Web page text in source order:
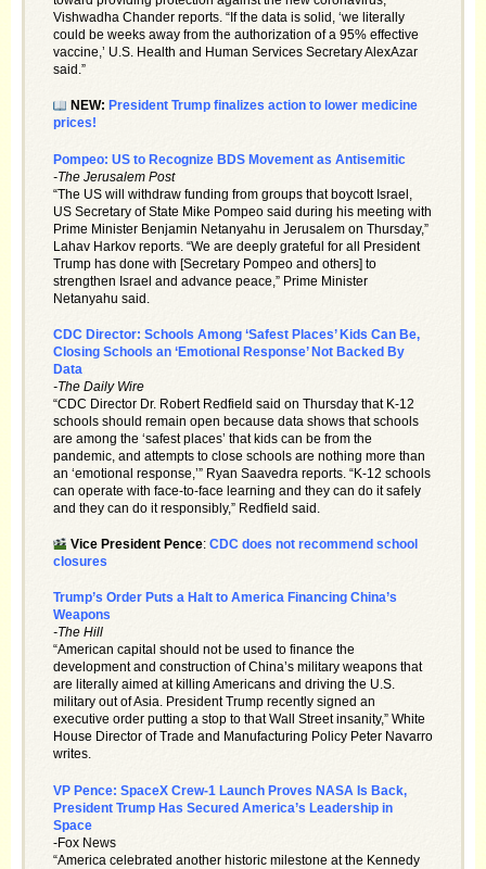
Vishwadha Chander reports. “If the data is solid, ‘we literally
could be weeks away from the authorization of a 95% effective
vaccine,’ U.S. Health and Human Services Secretary AlexAzar
said.”
NEW: President Trump finalizes action to lower medicine
prices!
Pompeo: US to Recognize BDS Movement as Antisemitic
-The Jerusalem Post
“The US will withdraw funding from groups that boycott Israel,
US Secretary of State Mike Pompeo said during his meeting with
Prime Minister Benjamin Netanyahu in Jerusalem on Thursday,”
Lahav Harkov reports. “We are deeply grateful for all President
Trump has done with [Secretary Pompeo and others] to
strengthen Israel and advance peace,” Prime Minister
Netanyahu said.
CDC Director: Schools Among ‘Safest Places’ Kids Can Be,
Closing Schools an ‘Emotional Response’ Not Backed By
Data
-The Daily Wire
“CDC Director Dr. Robert Redfield said on Thursday that K-12
schools should remain open because data shows that schools
are among the ‘safest places’ that kids can be from the
pandemic, and attempts to close schools are nothing more than
an ‘emotional response,’” Ryan Saavedra reports. “K-12 schools
can operate with face-to-face learning and they can do it safely
and they can do it responsibly,” Redfield said.
Vice President Pence: CDC does not recommend school
closures
Trump’s Order Puts a Halt to America Financing China’s
Weapons
-The Hill
“American capital should not be used to finance the
development and construction of China’s military weapons that
are literally aimed at killing Americans and driving the U.S.
military out of Asia. President Trump recently signed an
executive order putting a stop to that Wall Street insanity,” White
House Director of Trade and Manufacturing Policy Peter Navarro
writes.
VP Pence: SpaceX Crew-1 Launch Proves NASA Is Back,
President Trump Has Secured America’s Leadership in
Space
-Fox News
“America celebrated another historic milestone at the Kennedy